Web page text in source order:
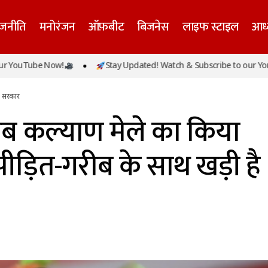
मनोरंजन ऑफ़बीट बिजनेस लाइफ स्टाइल
योगी ने गरीब कल्याण मेले का किया शुभारंभ, बोले-हर
Now! Stay Updated! Watch & Subscribe to our YouTube
कल्याण मेले का किया
गरीब के साथ खड़ी है